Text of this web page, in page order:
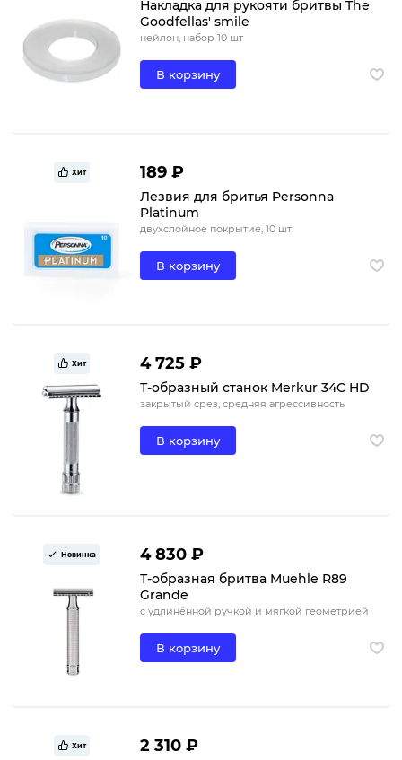
Накладка для рукояти бритвы The
Goodfellas' smile
нейлон, набор 10 шт
В корзину
Хит 189 ₽
Лезвия для бритья Personna
Platinum
двухслойное покрытие, 10 шт.
В корзину
Хит 4 725 ₽
Т-образный станок Merkur 34C HD
закрытый срез, средняя агрессивность
В корзину
Новинка 4 830 ₽
Т-образная бритва Muehle R89
Grande
с удлинённой ручкой и мягкой геометрией
В корзину
Хит 2 310 ₽